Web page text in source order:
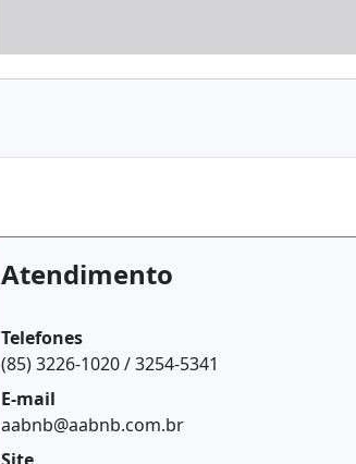
Atendimento
Telefones
(85) 3226-1020 / 3254-5341
E-mail
aabnb@aabnb.com.br